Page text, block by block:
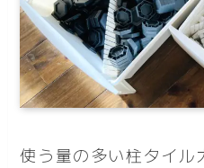
使う量の多い柱タイル